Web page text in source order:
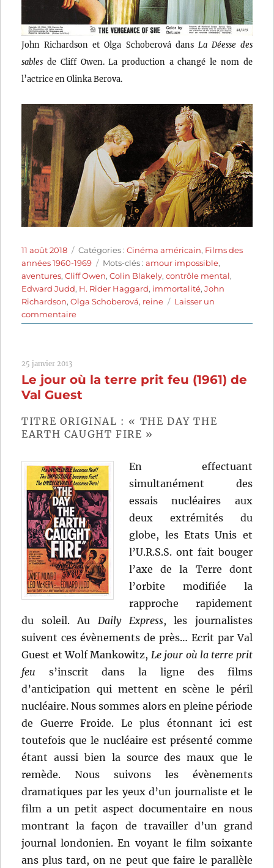
John Richardson et Olga Schoberová dans La Déesse des
sables de Cliff Owen. La production a changé le nom de
l’actrice en Olinka Berova.
Publié
le
11 août 2018 Catégories
Catégories :Cinéma américain, Films des
années 1960-1969
Étiquettes
Mots-clés :amour impossible,
aventures,Cliff Owen,Colin Blakely,contrôle mental,
Edward Judd, H. Rider Haggard, immortalité,John
Richardson,Olga Schoberová, reine
Laisser un
commentairesur
La
(1968)
de
Owen
25 janvier 2013
Le jour où la terre prit feu (1961) de
Val Guest
TITRE ORIGINAL : « THE DAY THE
EARTH CAUGHT FIRE »
En effectuant
simultanément des
essais nucléaires aux
deux extrémités du
globe, les Etats Unis et
l’U.R.S.S. ont fait bouger
l’axe de la Terre dont
l’orbite modifiée la
rapproche rapidement
du soleil. Au Daily Express, les journalistes
suivent ces évènements de près… Ecrit par Val
Guest et Wolf Mankowitz, Le jour où la terre prit
feu s’inscrit dans la ligne des films
d’anticipation qui mettent en scène le péril
nucléaire. Nous sommes alors en pleine période
de Guerre Froide. Le plus étonnant ici est
toutefois que le nucléaire est présenté comme
étant aussi bien la source des maux que le
remède. Nous suivons les évènements
dramatiques par les yeux d’un journaliste et le
film a un petit aspect documentaire en nous
montrant la façon de travailler d’un grand
journal londonien. En voyant le film soixante
ans plus tard, on ne peut que faire le parallèle